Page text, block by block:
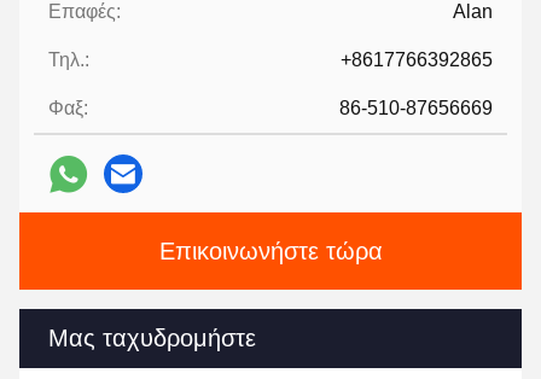
Επαφές: Alan
Τηλ.: +8617766392865
Φαξ: 86-510-87656669
Επικοινωνήστε τώρα
Μας ταχυδρομήστε